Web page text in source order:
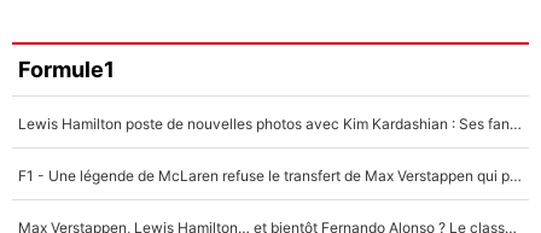
Formule1
Lewis Hamilton poste de nouvelles photos avec Kim Kardashian : Ses fans le voient déjà redevenir champion du monde de F1 grâce à elle !
F1 - Une légende de McLaren refuse le transfert de Max Verstappen qui pourrait «faire des vagues» et plomber l'ambiance dans l'équipe
Max Verstappen, Lewis Hamilton… et bientôt Fernando Alonso ? Le classement des pilotes les mieux payés en Formule 1 risque de changer !